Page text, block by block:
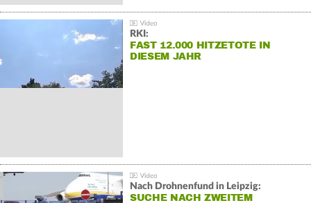
RKI:
FAST 12.000 HITZETOTE IN
DIESEM JAHR
Nach Drohnenfund in Leipzig:
SUCHE NACH ZWEITEM